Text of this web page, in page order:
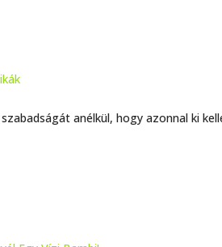
anélkül, hogy azonnal ki